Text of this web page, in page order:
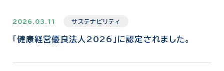
2026.03.11 サステナビリティ
「健康経営優良法人2026」に認定されました。